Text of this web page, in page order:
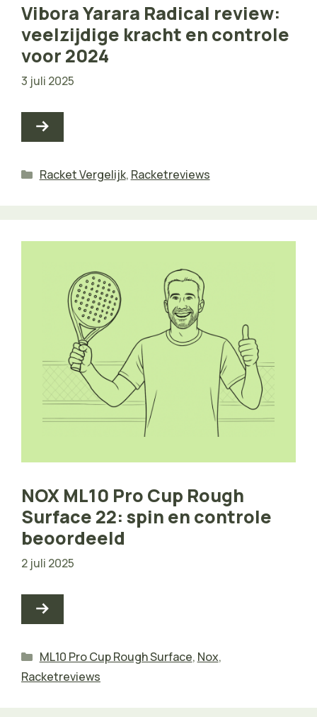
Vibora Yarara Radical review:
veelzijdige kracht en controle
voor 2024
3 juli 2025
Categorieën
Racket Vergelijk, Racketreviews
NOX ML10 Pro Cup Rough
Surface 22: spin en controle
beoordeeld
2 juli 2025
Categorieën
ML10 Pro Cup Rough Surface, Nox,
Racketreviews